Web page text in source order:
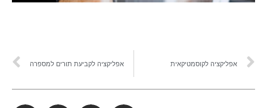
אפליקציה לקוסמטיקאית אפליקציה לקביעת תורים למספרה